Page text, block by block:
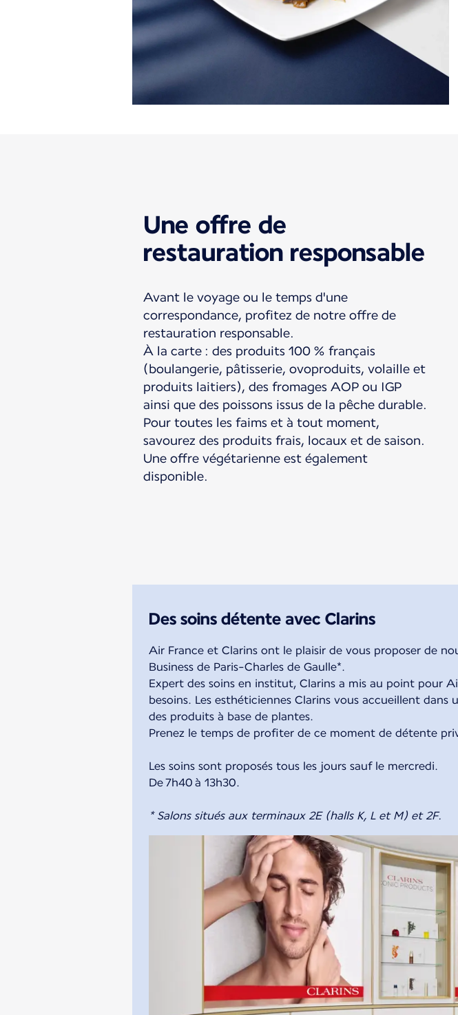
Une offre de
restauration responsable
Avant le voyage ou le temps d'une
correspondance, profitez de notre offre de
restauration responsable.
À la carte : des produits 100 % français
(boulangerie, pâtisserie, ovoproduits, volaille et
produits laitiers), des fromages AOP ou IGP
ainsi que des poissons issus de la pêche durable.
Pour toutes les faims et à tout moment,
savourez des produits frais, locaux et de saison.
Une offre végétarienne est également
disponible.
Des soins détente avec Clarins
Air France et Clarins ont le plaisir de vous proposer de
Business de Paris-Charles de Gaulle*.
Expert des soins en institut, Clarins a mis au point pour
besoins. Les esthéticiennes Clarins vous accueillent
des produits à base de plantes.
Prenez le temps de profiter de ce moment de détente
Les soins sont proposés tous les jours sauf le mercredi.
De 7h40 à 13h30.
* Salons situés aux terminaux 2E (halls K, L et M) et 2F.